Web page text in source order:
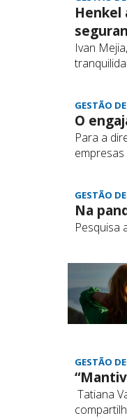
Henkel
Ivan
GESTÃO
O
Para a
GESTÃO
Na
Pesquisa
GESTÃO
Tatiana